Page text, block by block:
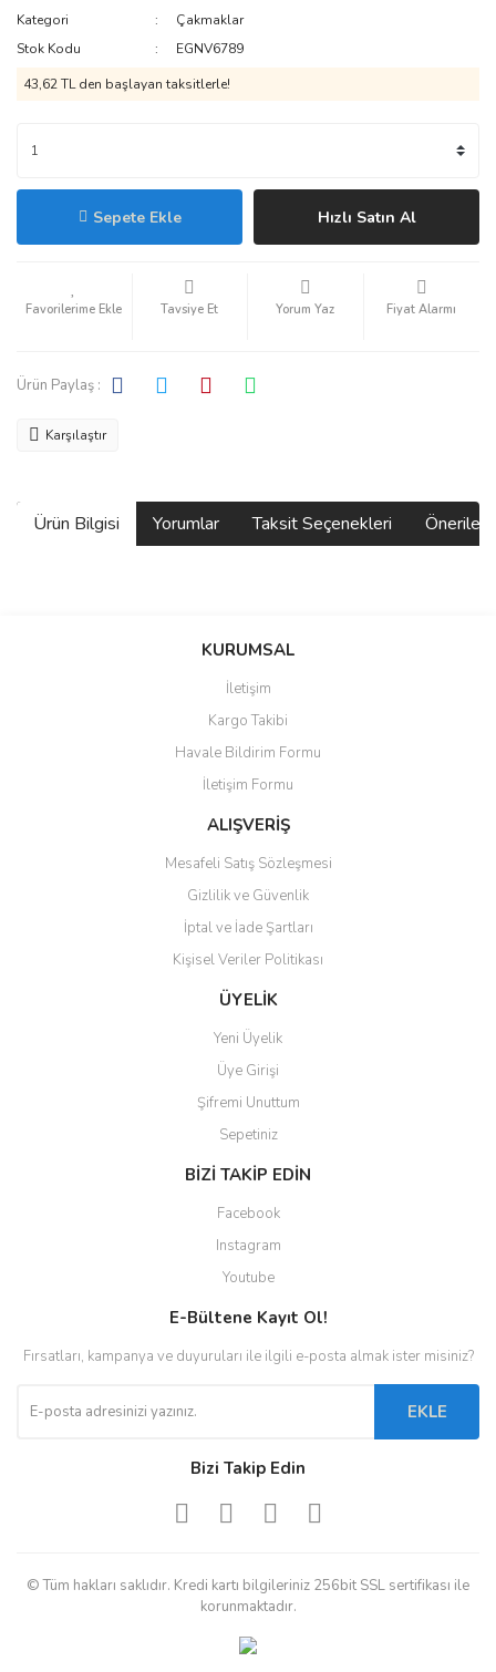
Kategori
Çakmaklar
Stok Kodu
EGNV6789
43,62 TL den başlayan taksitlerle!
Sepete Ekle Hızlı Satın Al
Tavsiye Et Yorum Yaz Fiyat Alarmı
Ürün Paylaş :
Karşılaştır
Ürün Bilgisi Yorumlar Taksit Seçenekleri
Bu ürüne ilk yorumu siz yapın!
Ürün resmi kalitesiz, bozuk veya görüntülenemiyor.
Ürün açıklamasında eksik bilgiler bulunuyor.
Ürün bilgilerinde hatalar bulunuyor.
Ürün fiyatı diğer sitelerden daha pahalı.
Gönder
KURUMSAL
İletişim
Kargo Takibi
Havale Bildirim Formu
İletişim Formu
ALIŞVERİŞ
Mesafeli Satış Sözleşmesi
Gizlilik ve Güvenlik
İptal ve İade Şartları
Kişisel Veriler Politikası
ÜYELİK
Yeni Üyelik
Üye Girişi
Şifremi Unuttum
Sepetiniz
BİZİ TAKİP EDİN
Facebook
Instagram
Youtube
E-Bültene Kayıt Ol!
Fırsatları, kampanya ve duyuruları ile ilgili e-posta almak ister misiniz?
EKLE
Bizi Takip Edin
© Tüm hakları saklıdır. Kredi kartı bilgileriniz 256bit SSL sertifikası ile
korunmaktadır.